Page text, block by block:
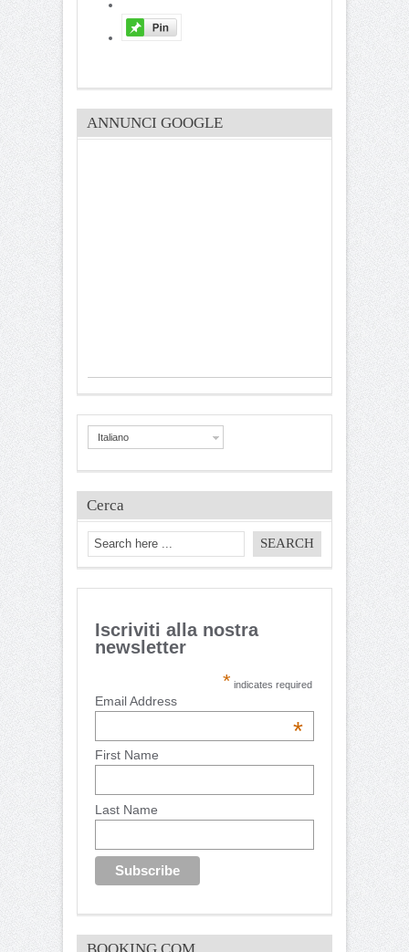
ANNUNCI GOOGLE
Italiano
Cerca
Iscriviti alla nostra
newsletter
* indicates required
Email Address
*
First Name
Last Name